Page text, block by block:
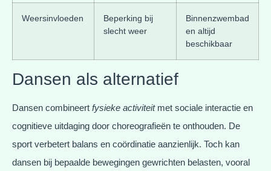
Weersinvloeden
Beperking bij
slecht weer
Binnenzwembad
en altijd
beschikbaar
Dansen als alternatief
Dansen combineert fysieke activiteitmet sociale interactie en
cognitieve uitdaging door choreografieën te onthouden. De
sport verbetert balans en coördinatie aanzienlijk. Toch kan
dansen bij bepaalde bewegingen gewrichten belasten, vooral